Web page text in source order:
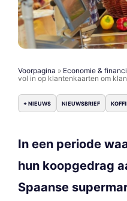
Voorpagina » Economie &
vol in op klantenkaarten om
+ NIEUWS NIEUWSBRIEF
In een periode
hun koopgedrag
Spaanse